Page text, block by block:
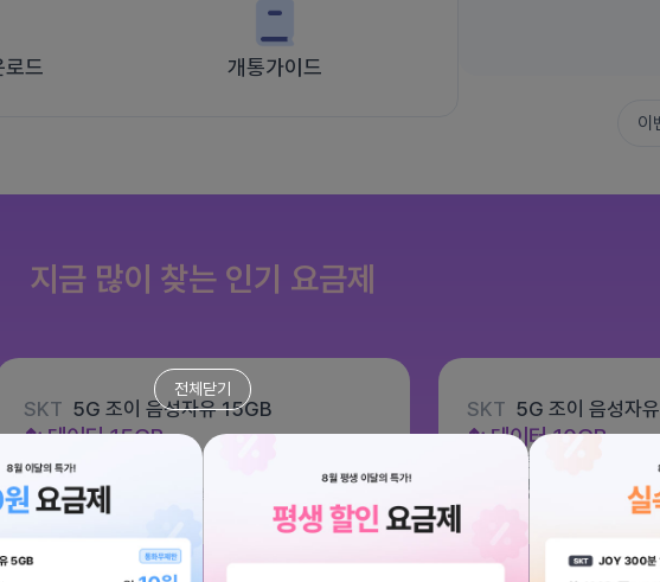
로드 개통가이드
이
지금 많이 찾는 인기 요금제
SKT 5G 조이 음성자유 15GB
데이터15GB
통화 기본제공
월 6,600원
SKT 5G 조이 음성자
데이터10GB
통화 기본제공
월 5,500원 / 평생할
전체닫기